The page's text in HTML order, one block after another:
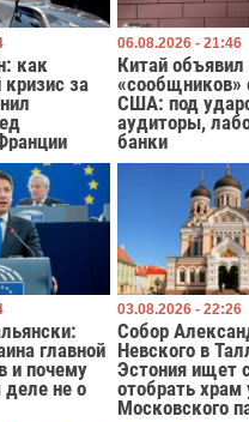
как
за
06.08.2026 - 21:46
Китай объявил
«сообщников»
США: под
аудиторы,
банки
главной
и почему
не о
03.08.2026 - 22:26
Собор
Невского в
Эстония ищет
отобрать храм
Московского